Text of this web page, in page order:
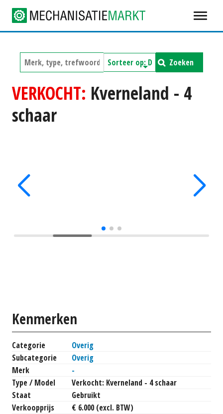
Zoeken
VERKOCHT: Kverneland - 4
schaar
Kenmerken
Categorie
Overig
Subcategorie
Overig
Merk
-
Type / Model
Verkocht: Kverneland - 4 schaar
Staat
Gebruikt
Verkoopprijs
€ 6.000 (excl. BTW)